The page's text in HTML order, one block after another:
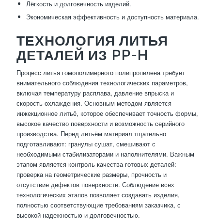
Лёгкость и долговечность изделий.
Экономическая эффективность и доступность материала.
ТЕХНОЛОГИЯ ЛИТЬЯ
ДЕТАЛЕЙ ИЗ PP-H
Процесс литья гомополимерного полипропилена требует
внимательного соблюдения технологических параметров,
включая температуру расплава, давление впрыска и
скорость охлаждения. Основным методом является
инжекционное литьё, которое обеспечивает точность формы,
высокое качество поверхности и возможность серийного
производства. Перед литьём материал тщательно
подготавливают: гранулы сушат, смешивают с
необходимыми стабилизаторами и наполнителями. Важным
этапом является контроль качества готовых деталей:
проверка на геометрические размеры, прочность и
отсутствие дефектов поверхности. Соблюдение всех
технологических этапов позволяет создавать изделия,
полностью соответствующие требованиям заказчика, с
высокой надежностью и долговечностью.